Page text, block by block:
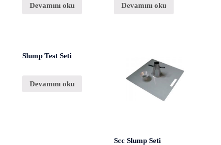
Devamını oku Devamını oku
Slump Test Seti
Devamını oku
Scc Slump Seti